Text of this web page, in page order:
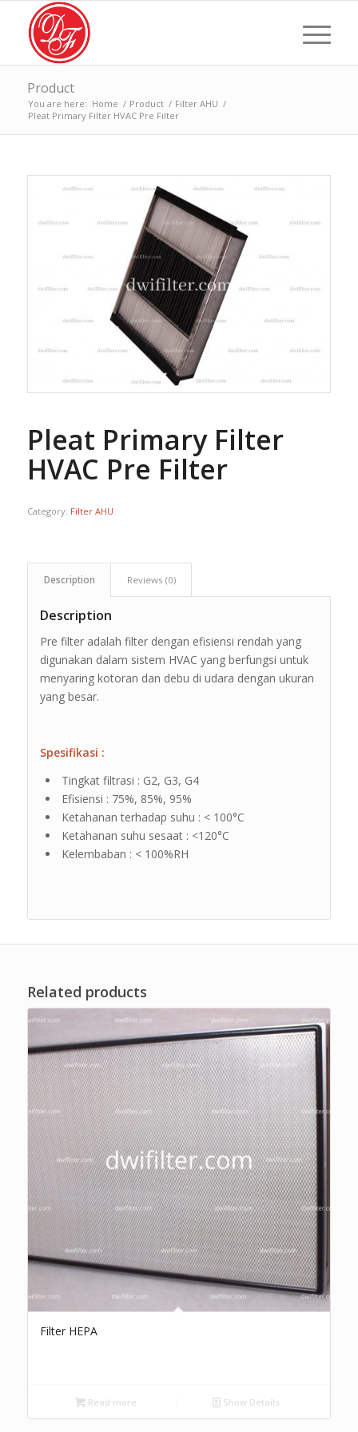
Product
You are here: Home / Product / Filter AHU /
Pleat Primary Filter HVAC Pre Filter
Pleat Primary Filter
HVAC Pre Filter
Category: Filter AHU
Description Reviews (0)
Description
Pre filter adalah filter dengan efisiensi rendah yang
digunakan dalam sistem HVAC yang berfungsi untuk
menyaring kotoran dan debu di udara dengan ukuran
yang besar.
Spesifikasi :
Tingkat filtrasi : G2, G3, G4
Efisiensi : 75%, 85%, 95%
Ketahanan terhadap suhu : < 100°C
Ketahanan suhu sesaat : <120°C
Kelembaban : < 100%RH
Related products
Filter HEPA
Read more Show Details